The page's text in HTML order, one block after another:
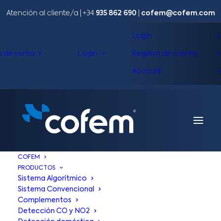
Atención al cliente/a​ | +34 935 862 690 cofem@cofem.com
de venta Login
Login
Registro de cuenta
Account
COFEM
PRODUCTOS
Sistema Algorítmico
Sistema Convencional
Complementos
Detección CO y NO2
AVISO LEGAL
Para dar cumplimiento al artículo 10 de la Ley